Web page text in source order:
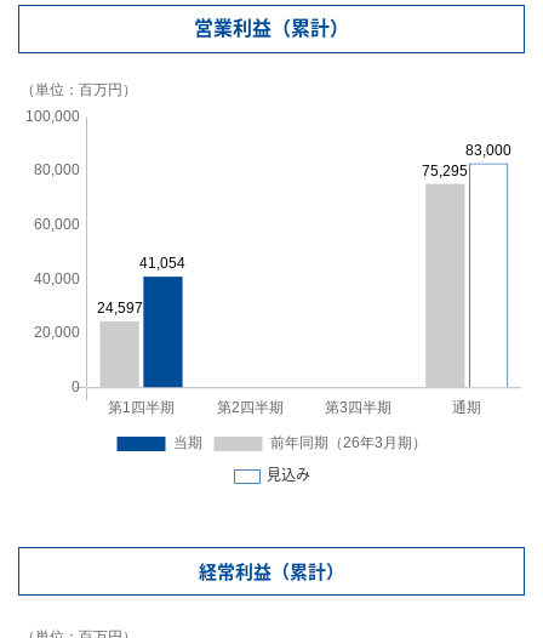
営業利益（累計）
見込み
経常利益（累計）